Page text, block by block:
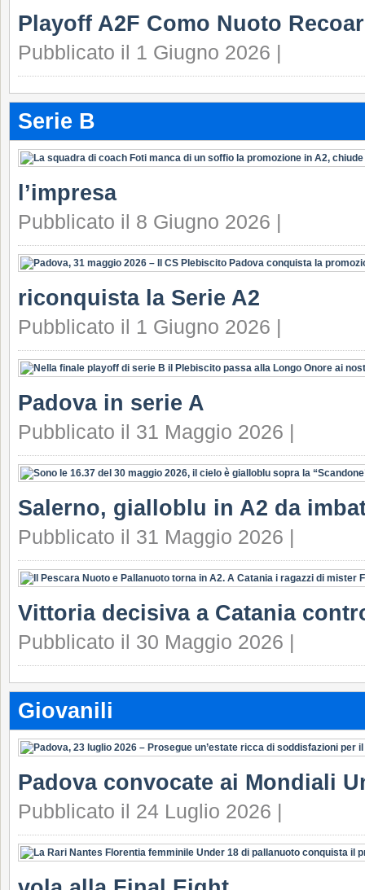
Playoff A2F Como Nuoto
Pubblicato il 1 Giugno 2026 |
Serie B
l’impresa
Pubblicato il 8 Giugno 2026 |
riconquista la Serie A2
Pubblicato il 1 Giugno 2026 |
Padova in serie A
Pubblicato il 31 Maggio 2026 |
Salerno, gialloblu in A2 da
Pubblicato il 31 Maggio 2026 |
Vittoria decisiva a Catania
Pubblicato il 30 Maggio 2026 |
Giovanili
Padova convocate ai Mondiali
Pubblicato il 24 Luglio 2026 |